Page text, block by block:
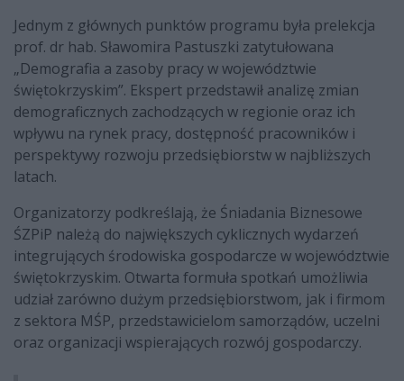
Jednym z głównych punktów programu była prelekcja
prof. dr hab. Sławomira Pastuszki zatytułowana
„Demografia a zasoby pracy w województwie
świętokrzyskim”. Ekspert przedstawił analizę zmian
demograficznych zachodzących w regionie oraz ich
wpływu na rynek pracy, dostępność pracowników i
perspektywy rozwoju przedsiębiorstw w najbliższych
latach.
Organizatorzy podkreślają, że Śniadania Biznesowe
ŚZPiP należą do największych cyklicznych wydarzeń
integrujących środowiska gospodarcze w województwie
świętokrzyskim. Otwarta formuła spotkań umożliwia
udział zarówno dużym przedsiębiorstwom, jak i firmom
z sektora MŚP, przedstawicielom samorządów, uczelni
oraz organizacji wspierających rozwój gospodarczy.